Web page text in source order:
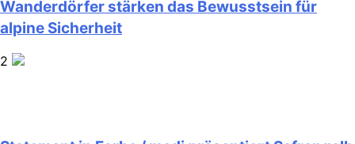
Wanderdörfer stärken das Bewusstsein für
alpine Sicherheit
2